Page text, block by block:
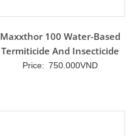
Maxxthor 100 Water-Based
Termiticide And Insecticide
Price: 750.000VND